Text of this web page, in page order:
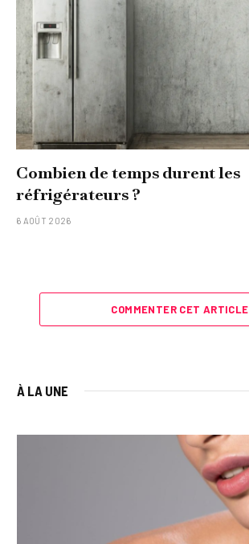
Combien de temps durent les
réfrigérateurs ?
6 AOÛT 2026
COMMENTER CET ARTICLE
À LA UNE